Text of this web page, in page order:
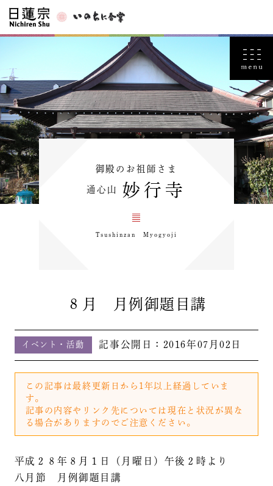
御殿のお祖師さま
通心山 妙行寺
Tsushinzan Myogyoji
８月 月例御題目講
イベント・活動 記事公開日： 2016年07月02日
この記事は最終更新日から1年以上経過していま
す。
記事の内容やリンク先については現在と状況が異な
る場合がありますのでご注意ください。
平成２８年８月１日（月曜日）午後２時より
八月節 月例御題目講